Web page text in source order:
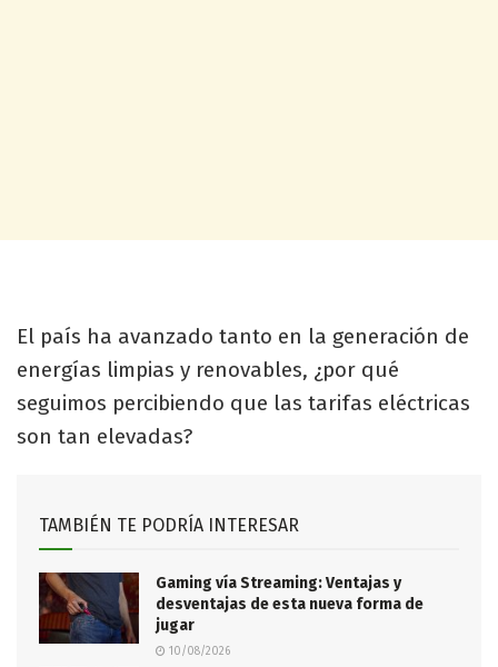
El país ha avanzado tanto en la generación de
energías limpias y renovables, ¿por qué
seguimos percibiendo que las tarifas eléctricas
son tan elevadas?
TAMBIÉN TE PODRÍA INTERESAR
Gaming vía Streaming: Ventajas y
desventajas de esta nueva forma de
jugar
10/08/2026